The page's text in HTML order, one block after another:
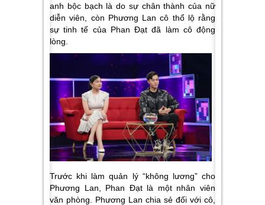
anh bộc bạch là do sự chân thành của nữ
diễn viên, còn Phương Lan cô thổ lộ rằng
sự tinh tế của Phan Đạt đã làm cô động
lòng.
Trước khi làm quản lý “không lương” cho
Phương Lan, Phan Đạt là một nhân viên
văn phòng. Phương Lan chia sẻ đối với cô,